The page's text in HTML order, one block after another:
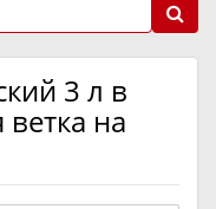
3 л в
на